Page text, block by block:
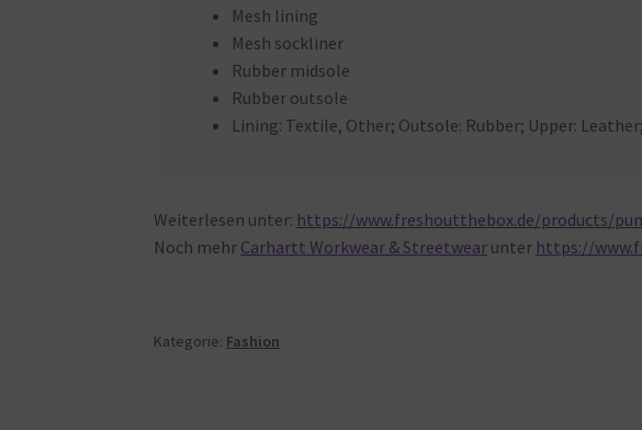
Mesh lining
Mesh sockliner
Rubber midsole
Rubber outsole
Lining: Textile, Other; Outsole: Rubber; Upper:
Weiterlesen unter: https://www.freshoutthebox.de/products/
Noch mehr Carhartt Workwear & Streetwear unter https://
Kategorie: Fashion